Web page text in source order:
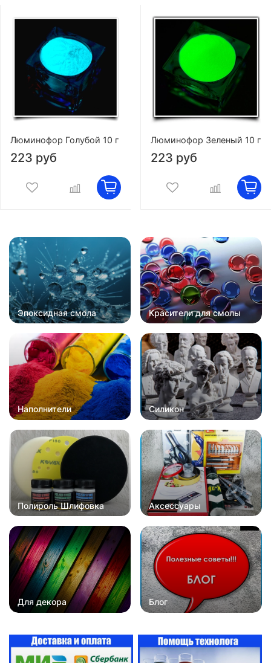
Люминофор Голубой 10 г
223 руб
Люминофор Зеленый 10 г
223 руб
Эпоксидная смола Красители для смолы
Наполнители Силикон
Полироль Шлифовка Аксессуары
Для декора Блог